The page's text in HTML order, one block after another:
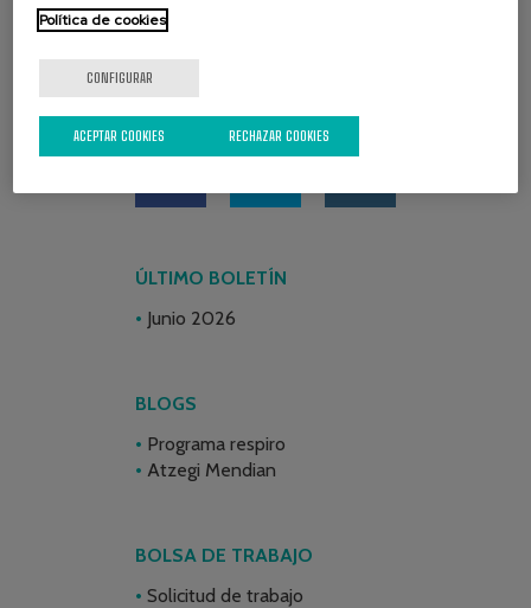
ÚLTIMO BOLETÍN
Junio 2026
BLOGS
Programa respiro
Atzegi Mendian
BOLSA DE TRABAJO
Solicitud de trabajo
Política de cookies
CONFIGURAR
RECHAZAR COOKIES
ACEPTAR COOKIES